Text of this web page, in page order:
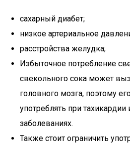
сахарный диабет;
низкое артериальное
расстройства желудка;
Избыточное потребление
свекольного сока может
головного мозга, поэтому
употреблять при
заболеваниях.
Также стоит ограничить